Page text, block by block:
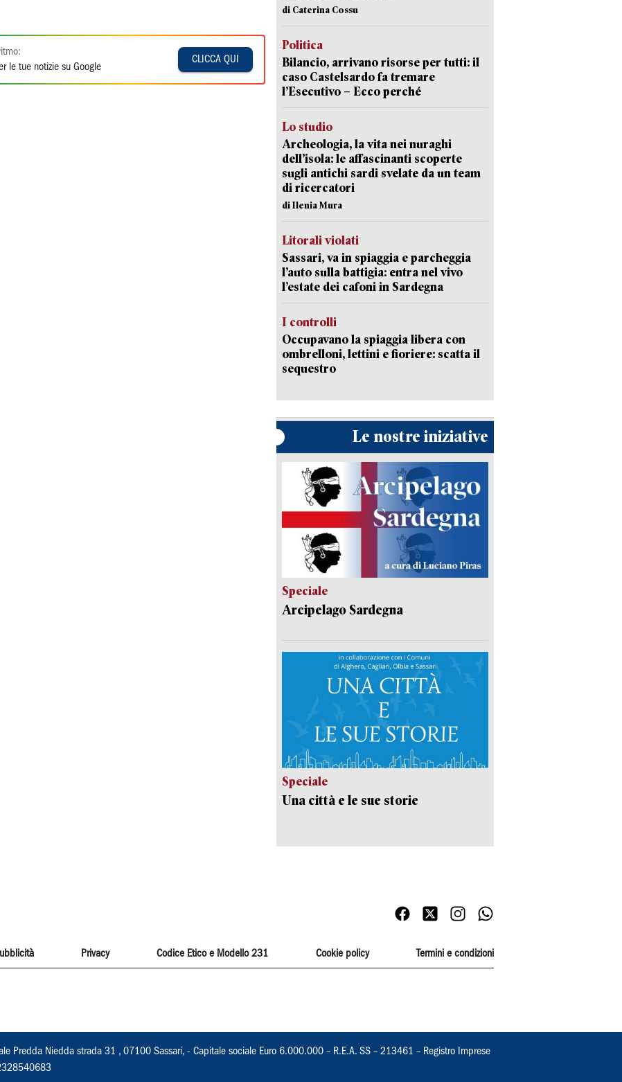
le tue notizie su Google
CLICCA QUI
di Caterina Cossu
Politica
Bilancio, arrivano risorse per tutti: il
caso Castelsardo fa tremare
l’Esecutivo – Ecco perché
Lo studio
Archeologia, la vita nei nuraghi
dell’isola: le affascinanti scoperte
sugli antichi sardi svelate da un team
di ricercatori
di Ilenia Mura
Litorali violati
Sassari, va in spiaggia e parcheggia
l’auto sulla battigia: entra nel vivo
l’estate dei cafoni in Sardegna
I controlli
Occupavano la spiaggia libera con
ombrelloni, lettini e fioriere: scatta il
sequestro
Le nostre iniziative
Speciale
Arcipelago Sardegna
Speciale
Una città e le sue storie
Privacy Codice Etico e Modello 231 Cookie policy Termini e condizioni
Predda Niedda strada 31 , 07100 Sassari, - Capitale sociale Euro 6.000.000 – R.E.A. SS – 213461 – Registro Imprese